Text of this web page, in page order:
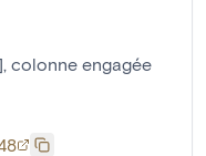
colonne engagée